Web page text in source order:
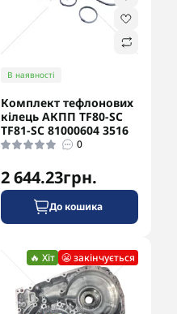
В наявності
Комплект тефлонових
кілець АКПП TF80-SC
TF81-SC 81000604 3516
0
2 644.23грн.
До кошика
🔥 Хіт 😬 закінчується